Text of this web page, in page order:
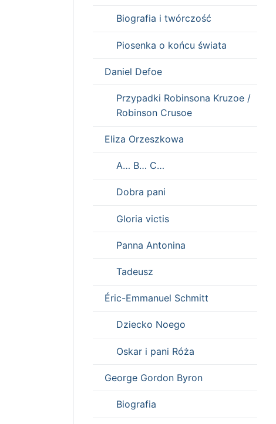
Biografia i twórczość
Piosenka o końcu świata
Daniel Defoe
Przypadki Robinsona Kruzoe /
Robinson Crusoe
Eliza Orzeszkowa
A… B… C…
Dobra pani
Gloria victis
Panna Antonina
Tadeusz
Éric-Emmanuel Schmitt
Dziecko Noego
Oskar i pani Róża
George Gordon Byron
Biografia